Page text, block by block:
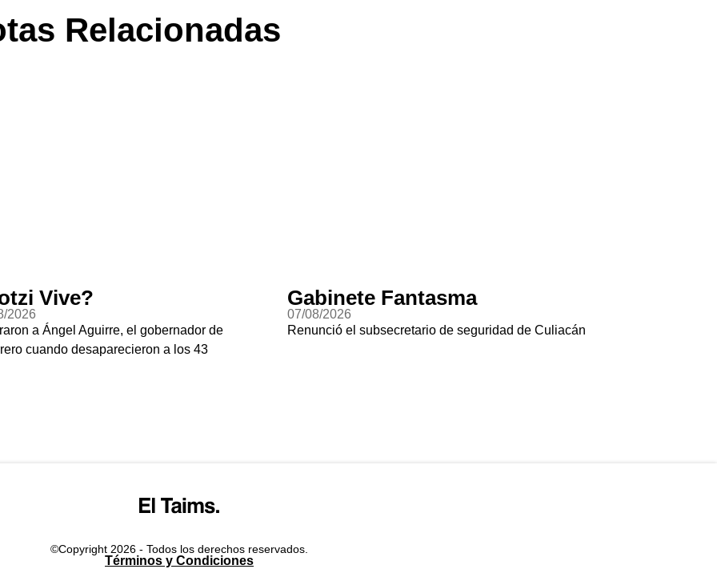
Relacionadas
Vive?
2026
a Ángel Aguirre, el gobernador de
cuando desaparecieron a los 43
Gabinete Fantasma
07/08/2026
Renunció el subsecretario de seguridad de Culiacán
©Copyright 2026 - Todos los derechos reservados.
Términos y Condiciones